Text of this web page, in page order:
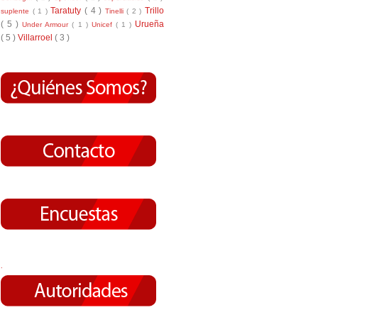
suplente ( 1 ) Taratuty ( 4 ) Tinelli( 2 ) Trillo
( 5 )Under Armour( 1 ) Unicef ( 1 ) Urueña
( 5 ) Villarroel ( 3 )